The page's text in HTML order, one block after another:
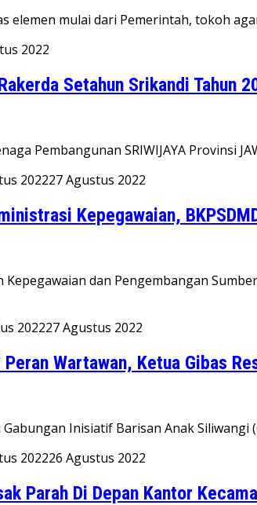
elemen mulai dari Pemerintah, tokoh
2022
Setahun Srikandi Tahun
Pembangunan SRIWIJAYA Provinsi
202227 Agustus 2022
Kepegawaian,
Kepegawaian dan Pengembangan
202227 Agustus 2022
Wartawan, Ketua Gibas
Inisiatif Barisan Anak
202226 Agustus 2022
Parah Di Depan Kantor